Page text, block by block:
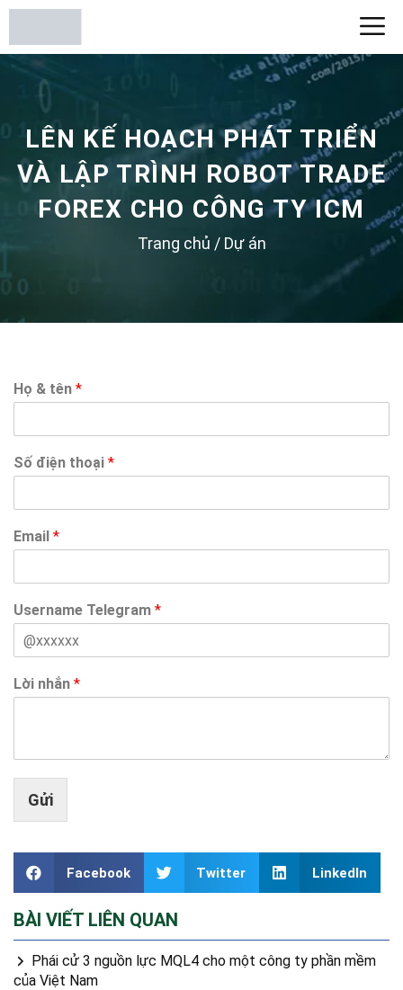
LÊN KẾ HOẠCH PHÁT TRIỂN
VÀ LẬP TRÌNH ROBOT TRADE
FOREX CHO CÔNG TY ICM
Trang chủ / Dự án
Họ & tên *
Số điện thoại *
Email *
Username Telegram *
Lời nhắn *
Gửi
Facebook Twitter LinkedIn
BÀI VIẾT LIÊN QUAN
Phái cử 3 nguồn lực MQL4 cho một công ty phần mềm
của Việt Nam